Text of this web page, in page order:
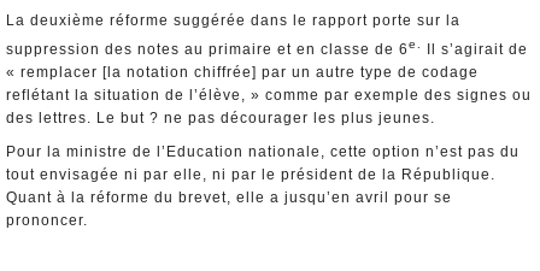
La deuxième réforme suggérée dans le rapport porte sur la
suppression des notes au primaire et en classe de 6e.
Il s’agirait de
« remplacer [la notation chiffrée] par un autre type de codage
reflétant la situation de l’élève, » comme par exemple des signes ou
des lettres. Le but ? ne pas décourager les plus jeunes.
Pour la ministre de l’Education nationale, cette option n’est pas du
tout envisagée ni par elle, ni par le président de la République.
Quant à la réforme du brevet, elle a jusqu’en avril pour se
prononcer.